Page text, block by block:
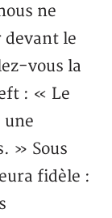
ne
devant le
vous la
: « Le
une
» Sous
fidèle :